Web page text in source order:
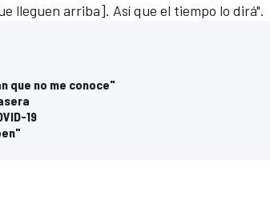
lleguen arriba]. Así que el tiempo lo dirá".
que no me conoce"
19